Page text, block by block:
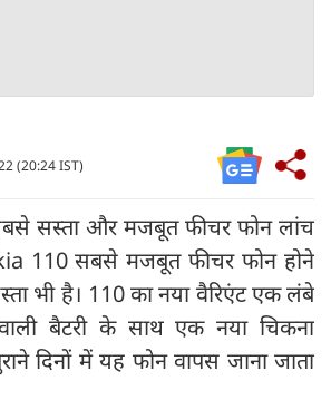
(20:24 IST)
सस्ता और मजबूत फीचर फोन लांच
110 सबसे मजबूत फीचर फोन होने
भी है। 110 का नया वैरिएंट एक लंबे
बैटरी के साथ एक नया चिकना
दिनों में यह फोन वापस जाना जाता